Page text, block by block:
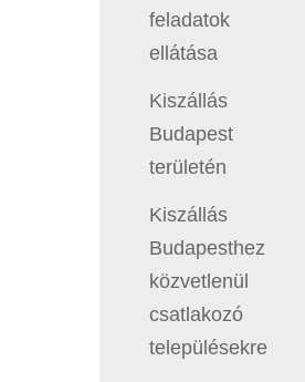
feladatok
ellátása
Kiszállás
Budapest
területén
Kiszállás
Budapesthez
közvetlenül
csatlakozó
településekre